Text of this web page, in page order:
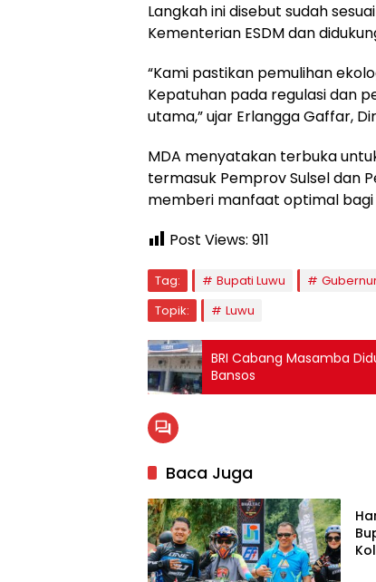
Langkah ini disebut sudah
Kementerian ESDM dan
“Kami pastikan pemulihan
Kepatuhan pada regulasi dan
utama,” ujar Erlangga Gaffar,
MDA menyatakan terbuka
termasuk Pemprov Sulsel dan
memberi manfaat optimal
Post Views: 911
Tag: Bupati Luwu
Topik:
Luwu
BRI Cabang Masamba
Bansos
Baca Juga